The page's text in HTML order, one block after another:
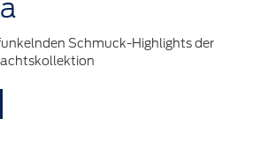
Schmuck-Highlights der